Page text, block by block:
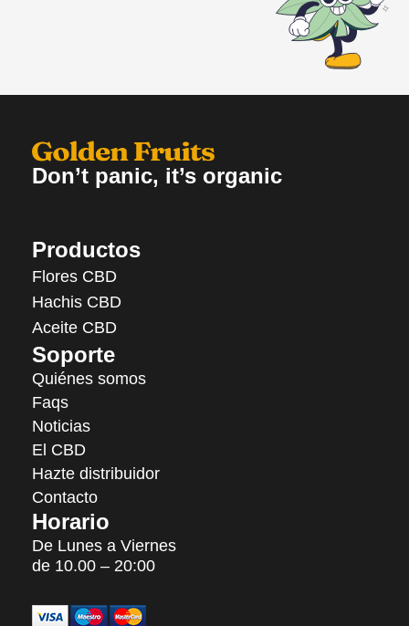
Don’t panic, it’s organic
Productos
Flores CBD
Hachis CBD
Aceite CBD
Soporte
Quiénes somos
Faqs
Noticias
El CBD
Hazte distribuidor
Contacto
Horario
De Lunes a Viernes
de 10.00 – 20:00